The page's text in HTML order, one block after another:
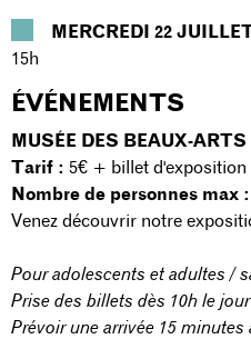
MERCREDI 22
15h
ÉVÉNEMENTS
MUSÉE DES BEAUX-ARTS
Tarif : 5€ + billet
Nombre de personnes max :
Venez découvrir notre
Pour adolescents et adultes /
Prise des billets dès 10h le
Prévoir une arrivée 15 minutes